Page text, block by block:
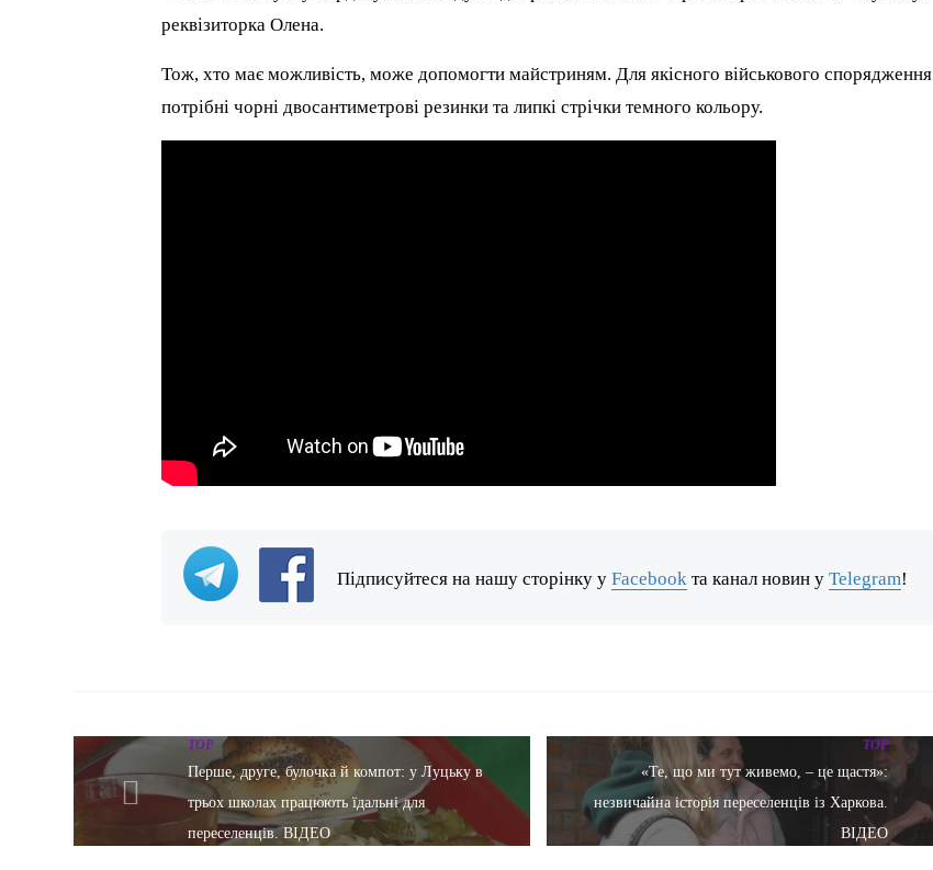
реквізиторка Олена.
Тож, хто має можливість, може допомогти майстриням. Для якісного військового спорядження
потрібні чорні двосантиметрові резинки та липкі стрічки темного кольору.
Підписуйтеся на нашу сторінку уFacebook та канал новин уTelegram!
TOP
Перше, друге, булочка й компот: у Луцьку в
трьох школах працюють їдальні для
переселенців. ВІДЕО
TOP
«Те, що ми тут живемо, – це щастя»:
незвичайна історія переселенців із Харкова.
ВІДЕО